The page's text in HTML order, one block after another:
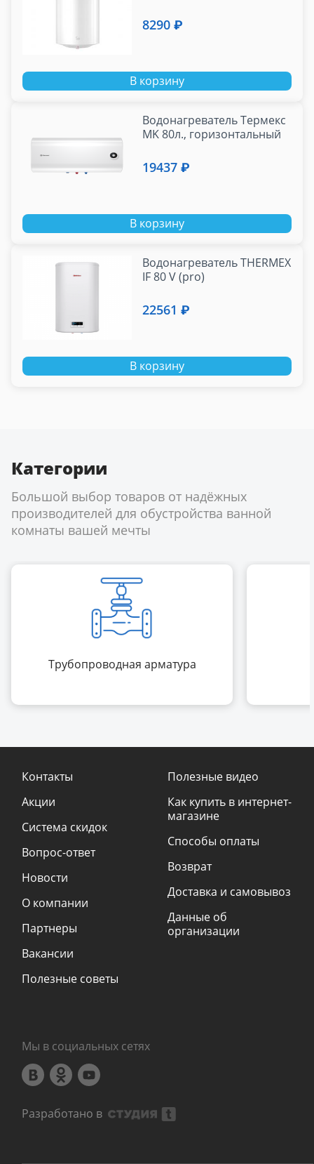
8290 ₽
В корзину
Водонагреватель Термекс
MK 80л., горизонтальный
19437 ₽
В корзину
Водонагреватель THERMEX
IF 80 V (pro)
22561 ₽
В корзину
Категории
Большой выбор товаров от надёжных
производителей для обустройства ванной
комнаты вашей мечты
Трубопроводная арматура
Контакты
Акции
Система скидок
Вопрос-ответ
Новости
О компании
Партнеры
Вакансии
Полезные советы
Полезные видео
Как купить в интернет-
магазине
Способы оплаты
Возврат
Доставка и самовывоз
Данные об
организации
Мы в социальных сетях
Разработано в